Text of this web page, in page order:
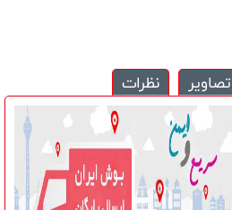
تصاویر نظرات